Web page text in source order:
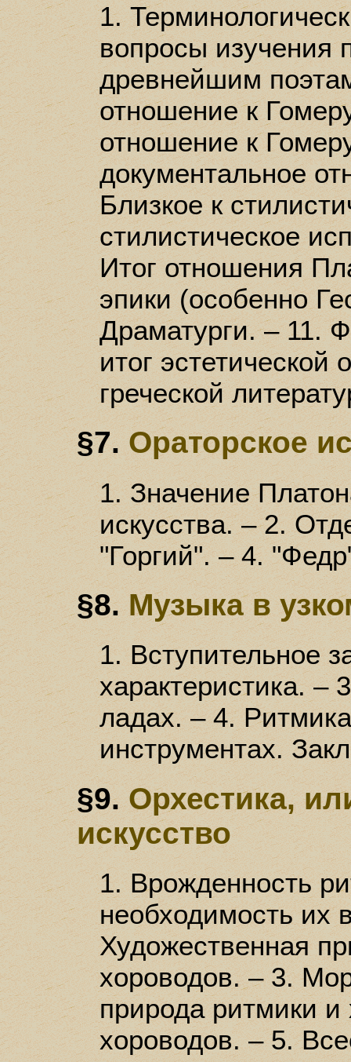
1.
вопросы изучения
древнейшим
отношение к
отношение к
документальное
Близкое к
стилистическое
Итог отношения
эпики (особенно
Драматурги. – 11.
итог
греческой
§7. Ораторское
1. Значение
искусства. – 2.
"Горгий". – 4.
§8.Музыка в
1. Вступительное
характеристика. –
ладах. – 4.
инструментах.
§9.Орхестика,
искусство
1. Врожденность
необходимость их
Художественная
хороводов. – 3.
природа ритмики и
хороводов. – 5.